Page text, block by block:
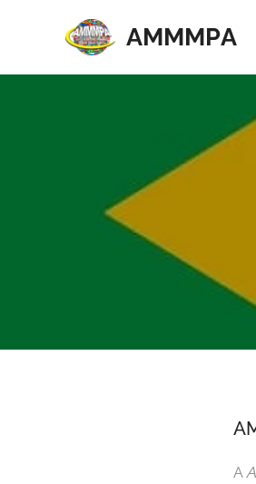
AMMMPA
A